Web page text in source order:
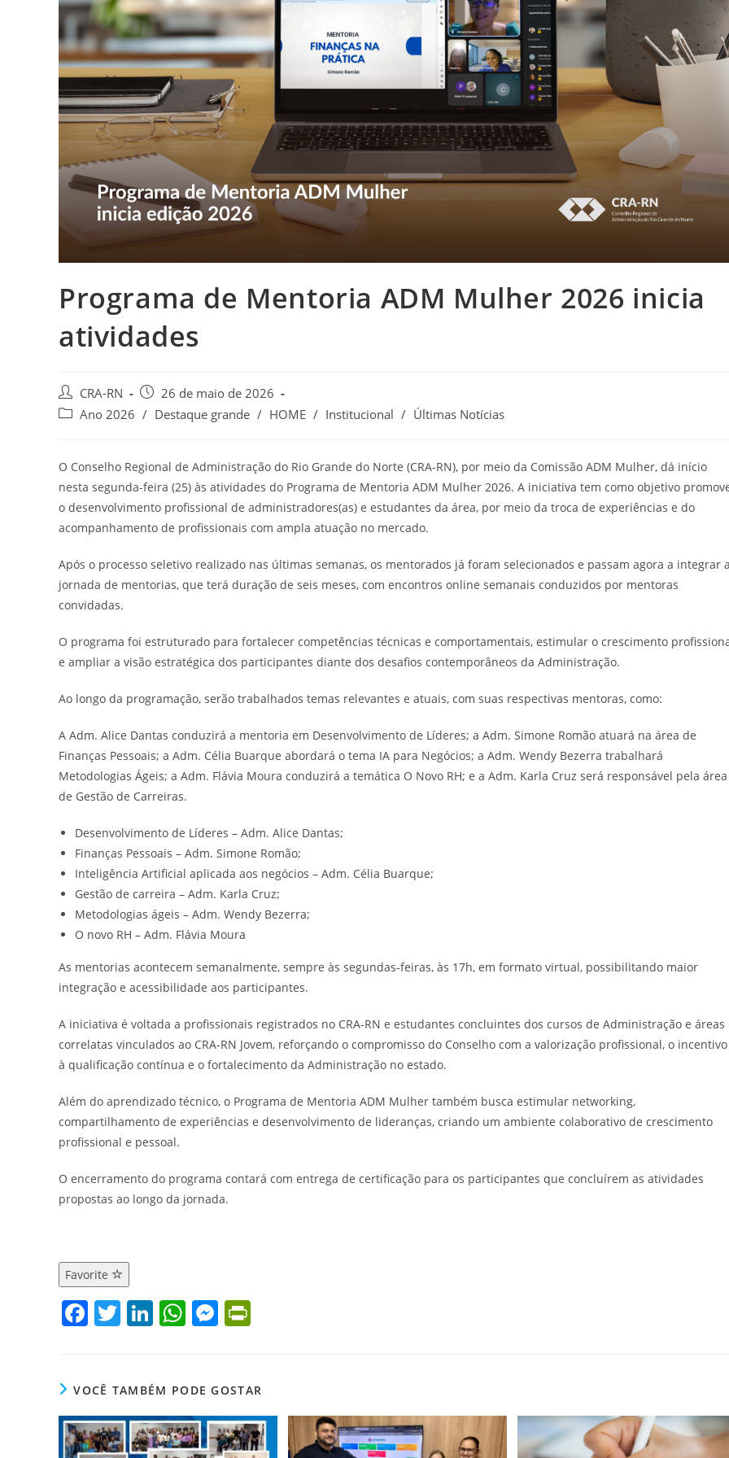
Programa de Mentoria ADM Mulher 2026 inicia
atividades
Autor
do
CRA-RN
Post
publicado:
26 de maio de 2026
Categoria
Ano 2026 / Destaque grande / HOME / Institucional / Últimas Notícias
O Conselho Regional de Administração do Rio Grande do Norte (CRA-RN), por meio da Comissão ADM Mulher, dá início
nesta segunda-feira (25) às atividades do Programa de Mentoria ADM Mulher 2026. A iniciativa tem como objetivo
o desenvolvimento profissional de administradores(as) e estudantes da área, por meio da troca de experiências e do
acompanhamento de profissionais com ampla atuação no mercado.
Após o processo seletivo realizado nas últimas semanas, os mentorados já foram selecionados e passam agora a integrar a
jornada de mentorias, que terá duração de seis meses, com encontros online semanais conduzidos por mentoras
convidadas.
O programa foi estruturado para fortalecer competências técnicas e comportamentais, estimular o crescimento
e ampliar a visão estratégica dos participantes diante dos desafios contemporâneos da Administração.
Ao longo da programação, serão trabalhados temas relevantes e atuais, com suas respectivas mentoras, como:
A Adm. Alice Dantas conduzirá a mentoria em Desenvolvimento de Líderes; a Adm. Simone Romão atuará na área de
Finanças Pessoais; a Adm. Célia Buarque abordará o tema IA para Negócios; a Adm. Wendy Bezerra trabalhará
Metodologias Ágeis; a Adm. Flávia Moura conduzirá a temática O Novo RH; e a Adm. Karla Cruz será responsável pela área
de Gestão de Carreiras.
Desenvolvimento de Líderes – Adm. Alice Dantas;
Finanças Pessoais – Adm. Simone Romão;
Inteligência Artificial aplicada aos negócios – Adm. Célia Buarque;
Gestão de carreira – Adm. Karla Cruz;
Metodologias ágeis – Adm. Wendy Bezerra;
O novo RH – Adm. Flávia Moura
As mentorias acontecem semanalmente, sempre às segundas-feiras, às 17h, em formato virtual, possibilitando maior
integração e acessibilidade aos participantes.
A iniciativa é voltada a profissionais registrados no CRA-RN e estudantes concluintes dos cursos de Administração e áreas
correlatas vinculados ao CRA-RN Jovem, reforçando o compromisso do Conselho com a valorização profissional, o incentivo
à qualificação contínua e o fortalecimento da Administração no estado.
Além do aprendizado técnico, o Programa de Mentoria ADM Mulher também busca estimular networking,
compartilhamento de experiências e desenvolvimento de lideranças, criando um ambiente colaborativo de crescimento
profissional e pessoal.
O encerramento do programa contará com entrega de certificação para os participantes que concluírem as atividades
propostas ao longo da jornada.
Favorite
F
e
b
o
T
er
Li
e
dI
n
W
s
A
p
M
e
n
g
ri
e
n
VOCÊ TAMBÉM PODE GOSTAR